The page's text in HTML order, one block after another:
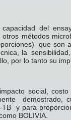
del
métodos
que son
la
por lo tanto su
social, costo
demostrado,
y para
BOLIVIA.